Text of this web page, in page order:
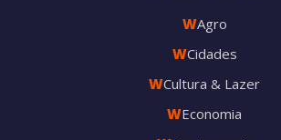
WAgro
WCidades
WCultura & Lazer
WEconomia